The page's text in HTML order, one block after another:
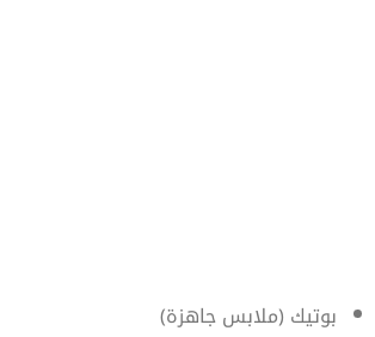
بوتيك (ملابس جاهزة)